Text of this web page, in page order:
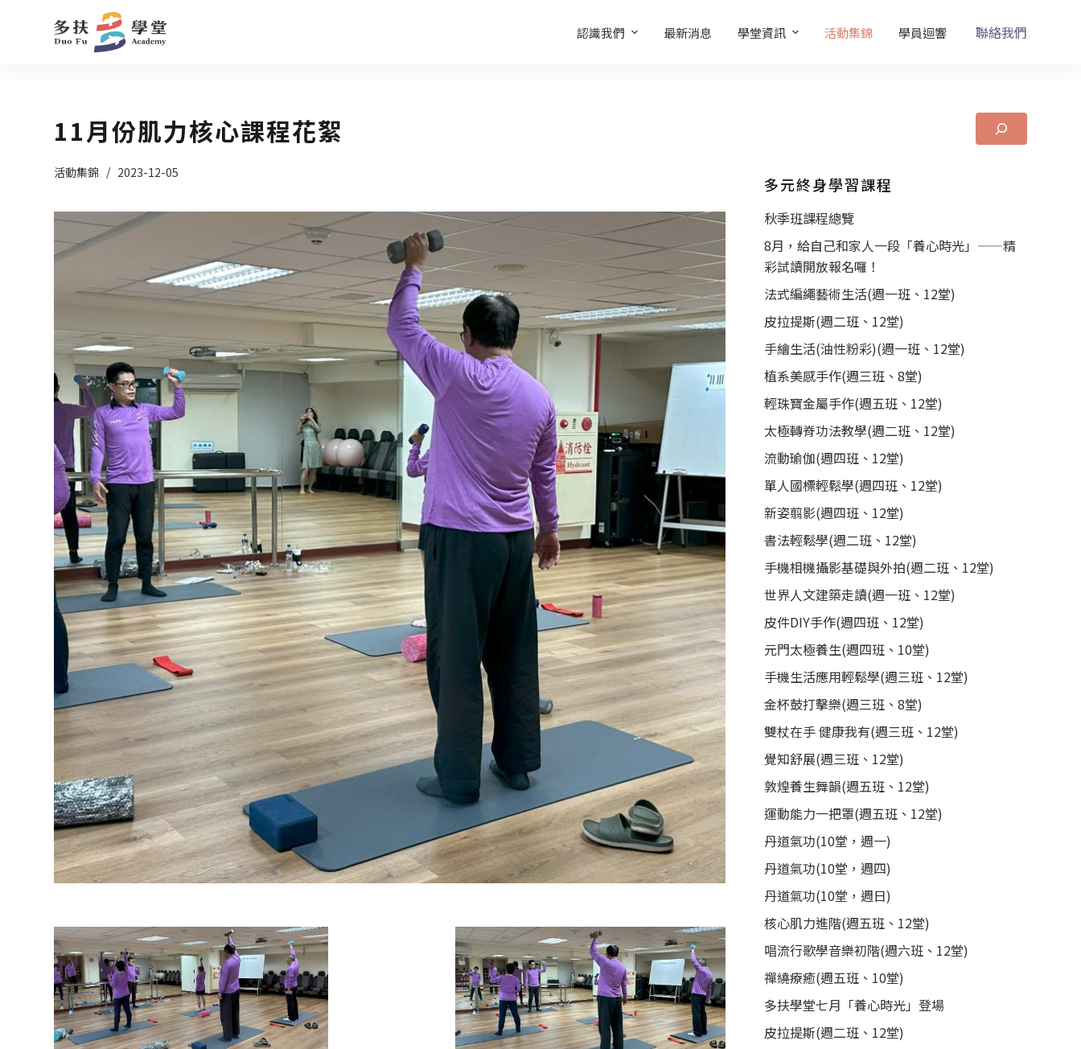
認識我們 最新消息 學堂資訊 活動集錦 學員迴響 聯絡我們
11月份肌力核心課程花絮
活動集錦 2023-12-05
多元終身學習課程
秋季班課程總覽
8月，給自己和家人一段「養心時光」——精
彩試讀開放報名囉！
法式編繩藝術生活(週一班、12堂)
皮拉提斯(週二班、12堂)
手繪生活(油性粉彩)(週一班、12堂)
植系美感手作(週三班、8堂)
輕珠寶金屬手作(週五班、12堂)
太極轉脊功法教學(週二班、12堂)
流動瑜伽(週四班、12堂)
單人國標輕鬆學(週四班、12堂)
新姿翦影(週四班、12堂)
書法輕鬆學(週二班、12堂)
手機相機攝影基礎與外拍(週二班、12堂)
世界人文建築走讀(週一班、12堂)
皮件DIY手作(週四班、12堂)
元門太極養生(週四班、10堂)
手機生活應用輕鬆學(週三班、12堂)
金杯鼓打擊樂(週三班、8堂)
雙杖在手 健康我有(週三班、12堂)
覺知舒展(週三班、12堂)
敦煌養生舞韻(週五班、12堂)
運動能力一把罩(週五班、12堂)
丹道氣功(10堂，週一)
丹道氣功(10堂，週四)
丹道氣功(10堂，週日)
核心肌力進階(週五班、12堂)
唱流行歌學音樂初階(週六班、12堂)
禪繞療癒(週五班、10堂)
多扶學堂七月「養心時光」登場
皮拉提斯(週二班、12堂)